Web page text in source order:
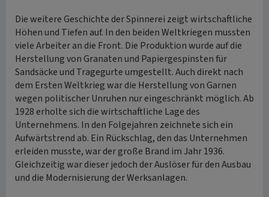
Die weitere Geschichte der Spinnerei zeigt wirtschaftliche
Höhen und Tiefen auf. In den beiden Weltkriegen mussten
viele Arbeiter an die Front. Die Produktion wurde auf die
Herstellung von Granaten und Papiergespinsten für
Sandsäcke und Tragegurte umgestellt. Auch direkt nach
dem Ersten Weltkrieg war die Herstellung von Garnen
wegen politischer Unruhen nur eingeschränkt möglich. Ab
1928 erholte sich die wirtschaftliche Lage des
Unternehmens. In den Folgejahren zeichnete sich ein
Aufwärtstrend ab. Ein Rückschlag, den das Unternehmen
erleiden musste, war der große Brand im Jahr 1936.
Gleichzeitig war dieser jedoch der Auslöser für den Ausbau
und die Modernisierung der Werksanlagen.